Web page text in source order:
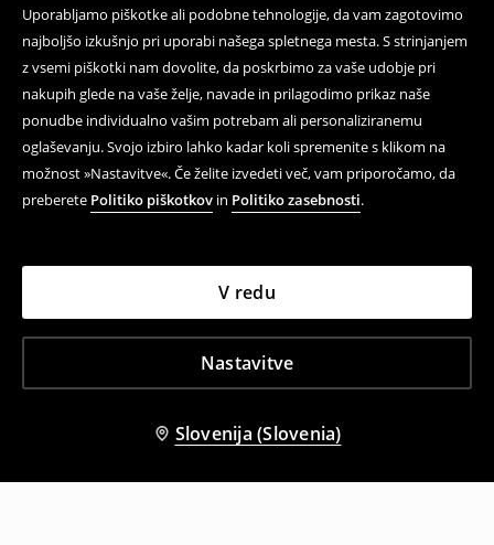
Uporabljamo piškotke ali podobne tehnologije, da vam zagotovimo
najboljšo izkušnjo pri uporabi našega spletnega mesta. S strinjanjem
z vsemi piškotki nam dovolite, da poskrbimo za vaše udobje pri
nakupih glede na vaše želje, navade in prilagodimo prikaz naše
ponudbe individualno vašim potrebam ali personaliziranemu
oglaševanju. Svojo izbiro lahko kadar koli spremenite s klikom na
možnost »Nastavitve«. Če želite izvedeti več, vam priporočamo, da
preberete Politiko piškotkov in Politiko zasebnosti.
Nastavitve
V redu
Slovenija (Slovenia)